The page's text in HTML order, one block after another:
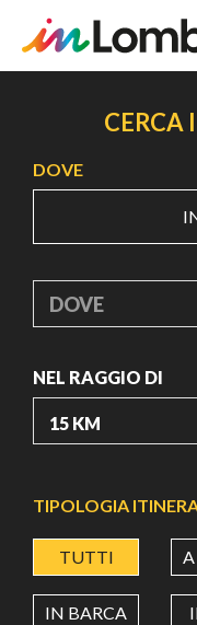
principale
CERCA
DOVE
DOVE
NEL RAGGIO DI
LATITUDINE
TIPOLOGIA
TUTTI
IN BARCA